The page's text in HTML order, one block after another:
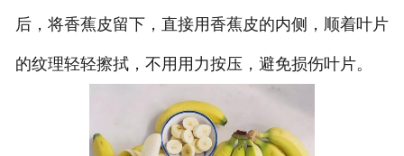
后，将香蕉皮留下，直接用香蕉皮的内侧，顺着叶片
的纹理轻轻擦拭，不用用力按压，避免损伤叶片。